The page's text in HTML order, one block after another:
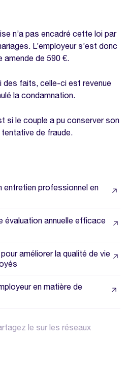
n’a pas encadré cette loi par
L’employeur s’est donc
amende de 590 €.
des faits, celle-ci est revenue
la condamnation.
si le couple a pu conserver son
de fraude.
entretien professionnel en
évaluation annuelle efficace
améliorer la qualité de vie
en matière de
le sur les réseaux